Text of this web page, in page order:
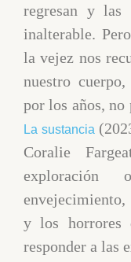
regresan y las
inalterable.
la vejez nos
nuestro
por los años, no
La sustancia
Coralie
y los horrores
responder a las